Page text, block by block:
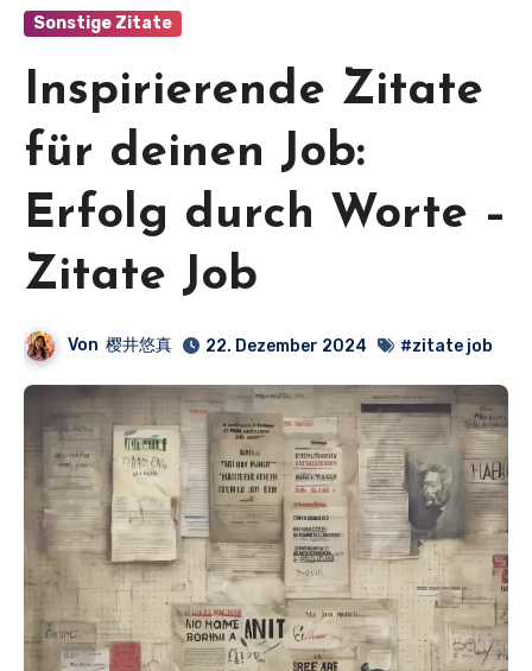
Sonstige Zitate
Inspirierende Zitate
für deinen Job:
Erfolg durch Worte –
Zitate Job
Von 樱井悠真 22. Dezember 2024 #zitate job